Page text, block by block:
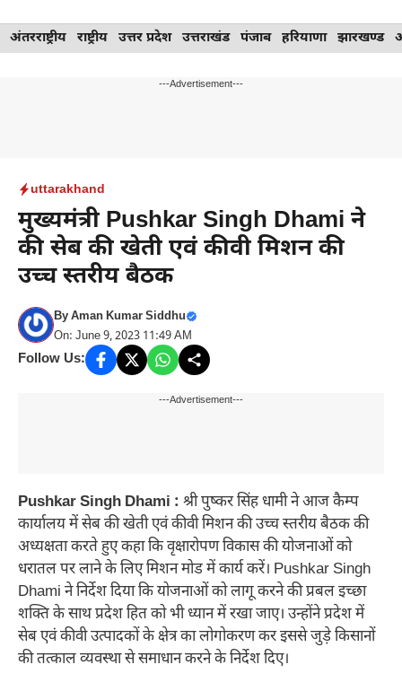
Skip
to
अंतरराष्ट्रीय राष्ट्रीय उत्तर प्रदेश उत्तराखंड पंजाब हरियाणा झारखण्ड
---Advertisement---
uttarakhand
मुख्यमंत्री Pushkar Singh Dhami ने
की सेब की खेती एवं कीवी मिशन की
उच्च स्तरीय बैठक
ByAman Kumar Siddhu
On: June 9, 2023 11:49 AM
Follow Us:
---Advertisement---
Pushkar Singh Dhami : श्री पुष्कर सिंह धामी ने आज कैम्प
कार्यालय में सेब की खेती एवं कीवी मिशन की उच्च स्तरीय बैठक की
अध्यक्षता करते हुए कहा कि वृक्षारोपण विकास की योजनाओं को
धरातल पर लाने के लिए मिशन मोड में कार्य करें। Pushkar Singh
Dhami ने निर्देश दिया कि योजनाओं को लागू करने की प्रबल इच्छा
शक्ति के साथ प्रदेश हित को भी ध्यान में रखा जाए। उन्होंने प्रदेश में
सेब एवं कीवी उत्पादकों के क्षेत्र का लोगोकरण कर इससे जुड़े किसानों
की तत्काल व्यवस्था से समाधान करने के निर्देश दिए।